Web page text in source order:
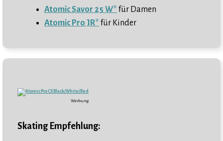
Atomic Savor 25 W* für Damen
Atomic Pro JR* für Kinder
Werbung
Skating Empfehlung: